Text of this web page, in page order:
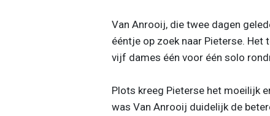
Van Anrooij, die twee dagen
ééntje op zoek naar Pieterse.
vijf dames één voor één solo
Plots kreeg Pieterse het moeilijk
was Van Anrooij duidelijk de